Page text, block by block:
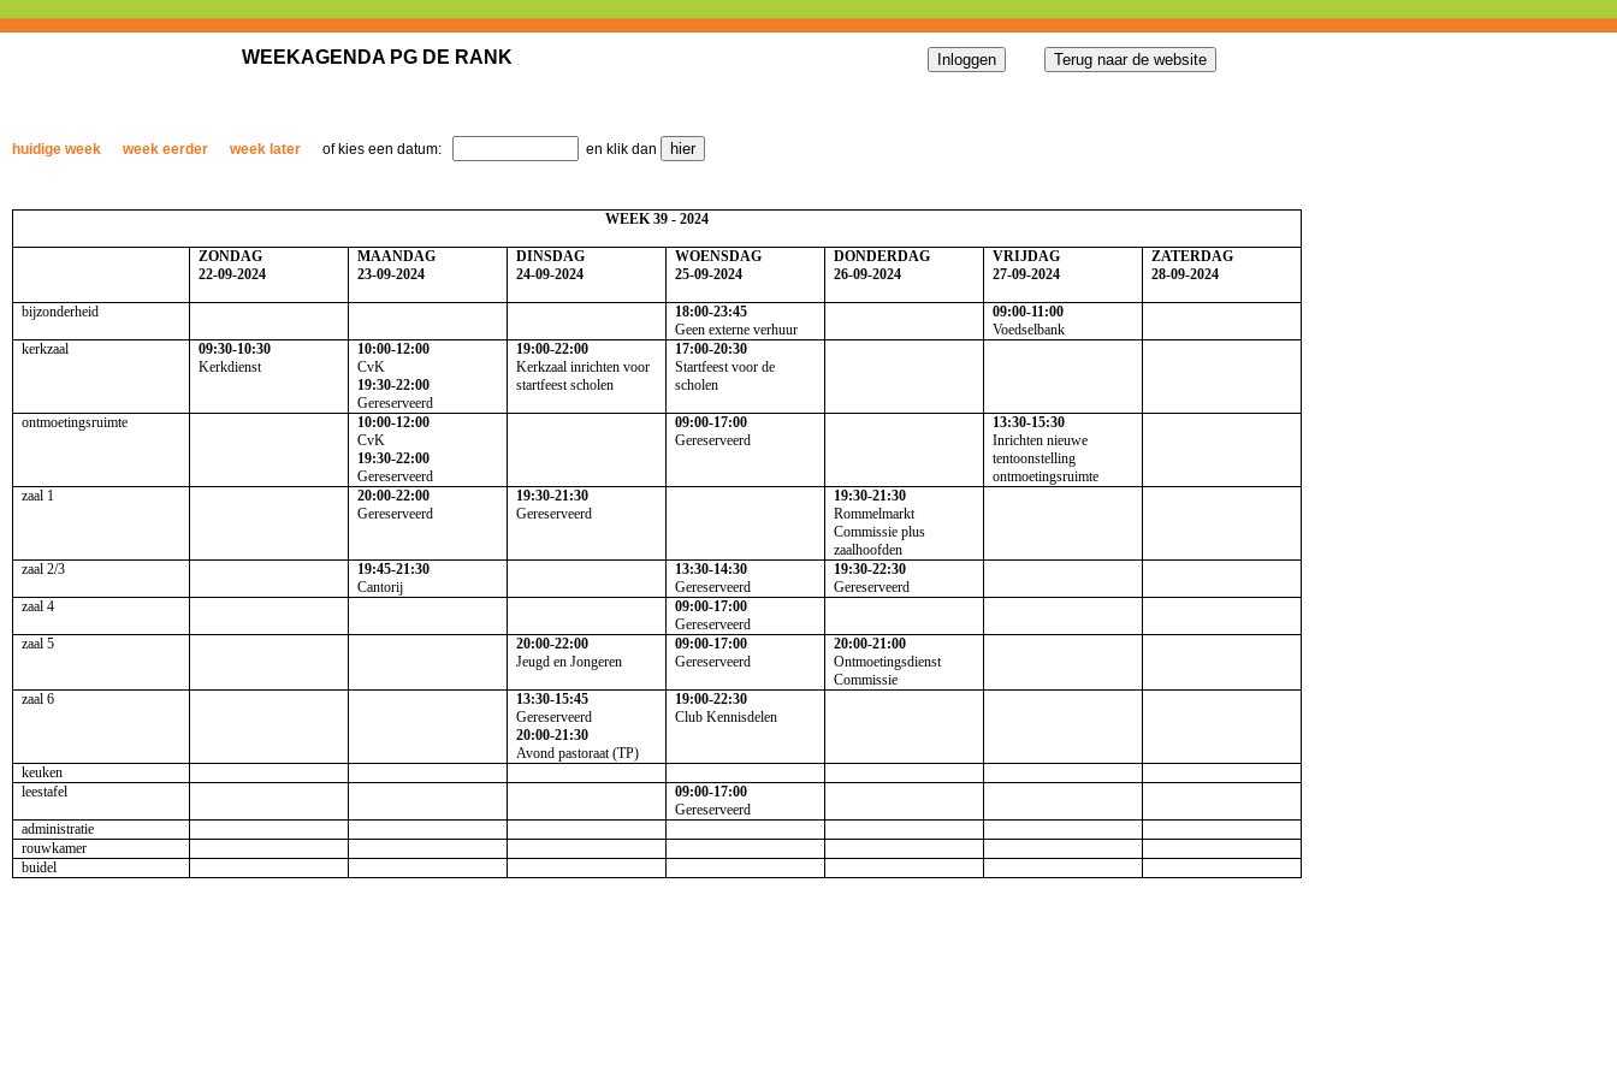
WEEKAGENDA PG DE RANK
huidige week week eerder week later of kies een datum: en klik dan
WEEK 39 - 2024
ZONDAG
22-09-2024
MAANDAG
23-09-2024
DINSDAG
24-09-2024
WOENSDAG
25-09-2024
DONDERDAG
26-09-2024
VRIJDAG
27-09-2024
ZATERDAG
28-09-2024
bijzonderheid
18:00-23:45
Geen externe verhuur
09:00-11:00
Voedselbank
kerkzaal
09:30-10:30
Kerkdienst
10:00-12:00
CvK
19:30-22:00
Gereserveerd
19:00-22:00
Kerkzaal inrichten voor
startfeest scholen
17:00-20:30
Startfeest voor de
scholen
ontmoetingsruimte
10:00-12:00
CvK
19:30-22:00
Gereserveerd
09:00-17:00
Gereserveerd
13:30-15:30
Inrichten nieuwe
tentoonstelling
ontmoetingsruimte
zaal 1
20:00-22:00
Gereserveerd
19:30-21:30
Gereserveerd
19:30-21:30
Rommelmarkt
Commissie plus
zaalhoofden
zaal 2/3
19:45-21:30
Cantorij
13:30-14:30
Gereserveerd
19:30-22:30
Gereserveerd
zaal 4
09:00-17:00
Gereserveerd
zaal 5
20:00-22:00
Jeugd en Jongeren
09:00-17:00
Gereserveerd
20:00-21:00
Ontmoetingsdienst
Commissie
zaal 6
13:30-15:45
Gereserveerd
20:00-21:30
Avond pastoraat (TP)
19:00-22:30
Club Kennisdelen
keuken
leestafel
09:00-17:00
Gereserveerd
administratie
rouwkamer
buidel